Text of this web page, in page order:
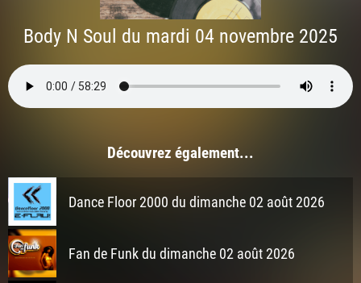
Body N Soul du mardi 04 novembre 2025
Découvrez également...
Dance Floor 2000 du dimanche 02 août 2026
Fan de Funk du dimanche 02 août 2026